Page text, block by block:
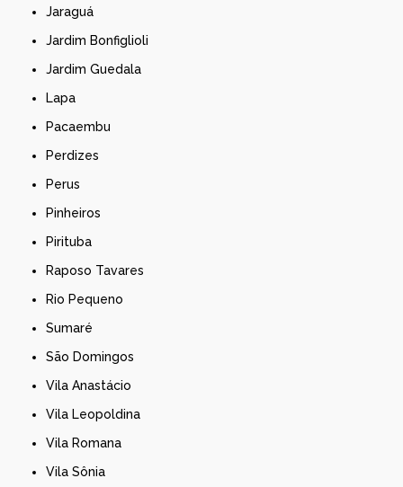
Jaraguá
Jardim Bonfiglioli
Jardim Guedala
Lapa
Pacaembu
Perdizes
Perus
Pinheiros
Pirituba
Raposo Tavares
Rio Pequeno
Sumaré
São Domingos
Vila Anastácio
Vila Leopoldina
Vila Romana
Vila Sônia